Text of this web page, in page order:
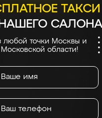
ТАКСИ
САЛОНА
любой точки Москвы и
Московской области!